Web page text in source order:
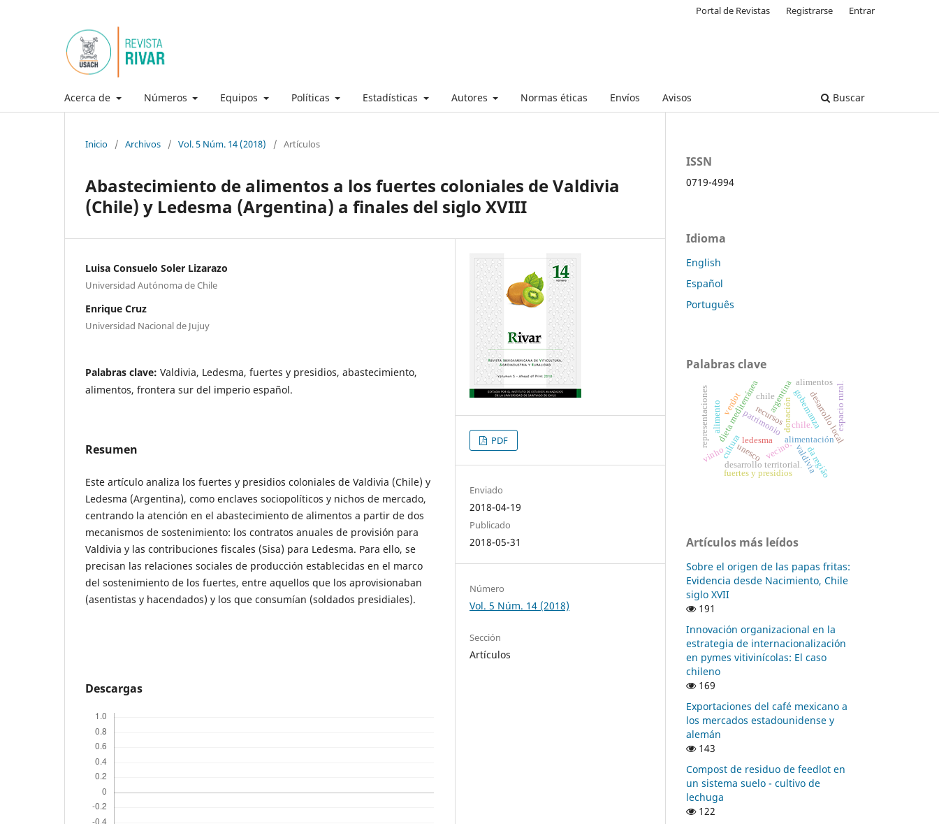
Acerca de Números Equipos Políticas Estadísticas Autores Normas éticas Envíos Avisos Buscar
Portal de Revistas Registrarse Entrar
Inicio / Archivos / Vol. 5 Núm. 14 (2018) / Artículos
Abastecimiento de alimentos a los fuertes coloniales de Valdivia
(Chile) y Ledesma (Argentina) a finales del siglo XVIII
Luisa Consuelo Soler Lizarazo
Universidad Autónoma de Chile
Enrique Cruz
Universidad Nacional de Jujuy
Palabras clave: Valdivia, Ledesma, fuertes y presidios, abastecimiento,
alimentos, frontera sur del imperio español.
Resumen
Este artículo analiza los fuertes y presidios coloniales de Valdivia (Chile) y
Ledesma (Argentina), como enclaves sociopolíticos y nichos de mercado,
centrando la atención en el abastecimiento de alimentos a partir de dos
mecanismos de sostenimiento: los contratos anuales de provisión para
Valdivia y las contribuciones fiscales (Sisa) para Ledesma. Para ello, se
precisan las relaciones sociales de producción establecidas en el marco
del sostenimiento de los fuertes, entre aquellos que los aprovisionaban
(asentistas y hacendados) y los que consumían (soldados presidiales).
Descargas
PDF
Enviado
2018-04-19
Publicado
2018-05-31
Número
Vol. 5 Núm. 14 (2018)
Sección
Artículos
ISSN
0719-4994
Idioma
English
Español
Português
Palabras clave
alimentación
patrimonio
culturaunesco
dieta mediterránea
alimento donación
vecino.
gobernanzadesarrollo local
recursos espacio rural.
argentina
desarrollo territorial.
chile.
chile
verdot
valdivia
ledesma
fuertes y presidios
alimentos
vinho da região
representaciones
Artículos más leídos
Sobre el origen de las papas fritas:
Evidencia desde Nacimiento, Chile
siglo XVII
191
Innovación organizacional en la
estrategia de internacionalización
en pymes vitivinícolas: El caso
chileno
169
Exportaciones del café mexicano a
los mercados estadounidense y
alemán
143
Compost de residuo de feedlot en
un sistema suelo - cultivo de
lechuga
122